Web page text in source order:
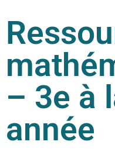
– 3e à
année